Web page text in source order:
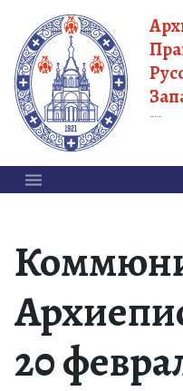
20